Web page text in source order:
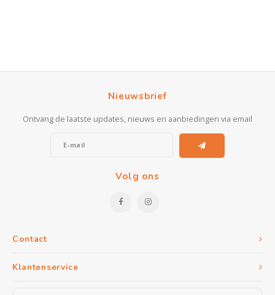
Contact
Nieuwsbrief
Ontvang de laatste updates, nieuws en aanbiedingen via email
Volg ons
Klantenservice